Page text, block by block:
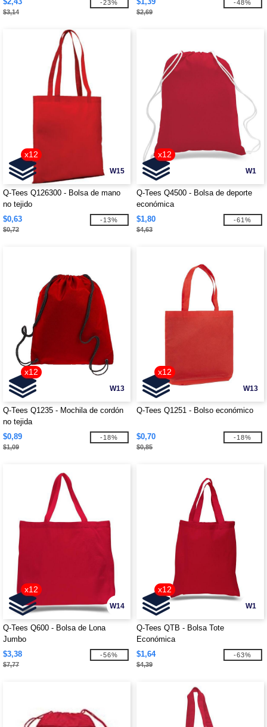
$3,14
-23%
$2,69
-48%
W15
x12
Q-Tees Q126300 - Bolsa de mano
no tejido
$0,63
$0,72
-13%
W1
x12
Q-Tees Q4500 - Bolsa de deporte
económica
$1,80
$4,63
-61%
W13
x12
Q-Tees Q1235 - Mochila de cordón
no tejida
$0,89
$1,09
-18%
W13
x12
Q-Tees Q1251 - Bolso económico
$0,70
$0,85
-18%
W14
x12
Q-Tees Q600 - Bolsa de Lona
Jumbo
$3,38
$7,77
-56%
W1
x12
Q-Tees QTB - Bolsa Tote
Económica
$1,64
$4,39
-63%